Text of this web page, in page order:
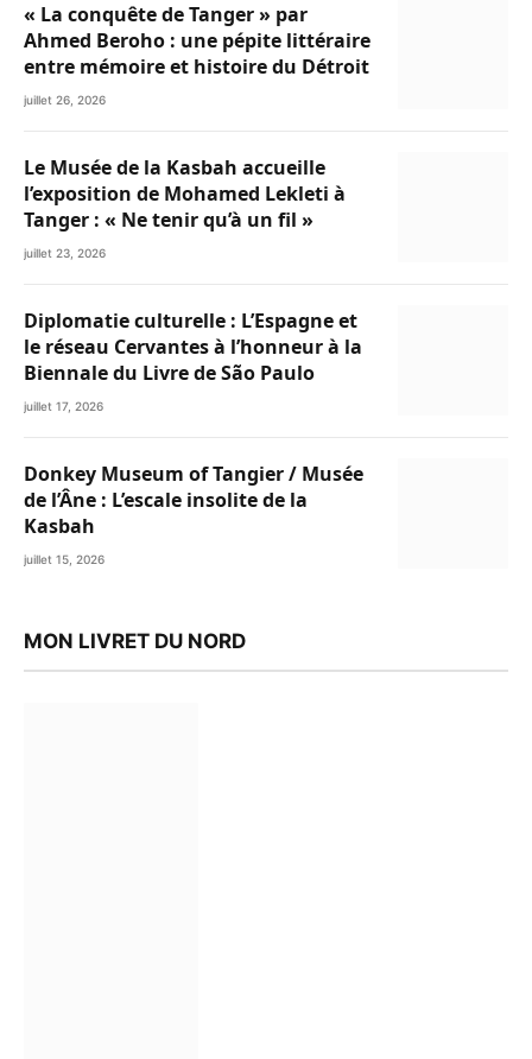
« La conquête de Tanger » par
Ahmed Beroho : une pépite littéraire
entre mémoire et histoire du Détroit
juillet 26, 2026
Le Musée de la Kasbah accueille
l’exposition de Mohamed Lekleti à
Tanger : « Ne tenir qu’à un fil »
juillet 23, 2026
Diplomatie culturelle : L’Espagne et
le réseau Cervantes à l’honneur à la
Biennale du Livre de São Paulo
juillet 17, 2026
Donkey Museum of Tangier / Musée
de l’Âne : L’escale insolite de la
Kasbah
juillet 15, 2026
MON LIVRET DU NORD